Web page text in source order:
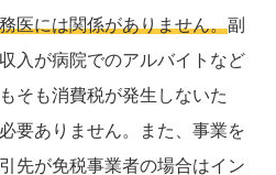
医には関係がありません。副
入が病院でのアルバイトなど
そも消費税が発生しないた
要ありません。また、事業を
先が免税事業者の場合はイン